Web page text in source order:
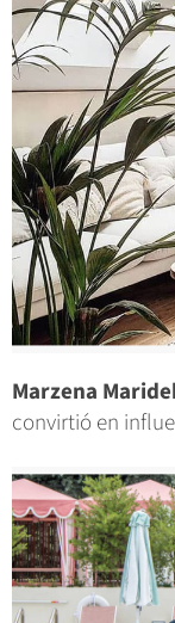
Marzena
convirtió en